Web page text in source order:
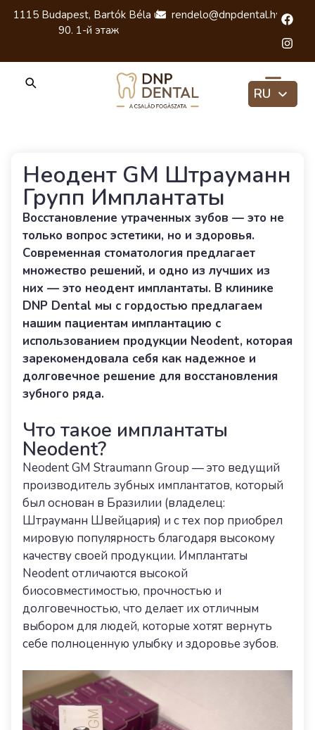
1115 Budapest, Bartók Béla út
90. 1-й этаж
rendelo@dnpdental.hu
RU
Неодент GM Штрауманн
Групп Имплантаты
Восстановление утраченных зубов — это не
только вопрос эстетики, но и здоровья.
Современная стоматология предлагает
множество решений, и одно из лучших из
них — это неодент имплантаты. В клинике
DNP Dental мы с гордостью предлагаем
нашим пациентам имплантацию с
использованием продукции Neodent, которая
зарекомендовала себя как надежное и
долговечное решение для восстановления
зубного ряда.
Что такое имплантаты
Neodent?
Neodent GM Straumann Group — это ведущий
производитель зубных имплантатов, который
был основан в Бразилии (владелец:
Штрауманн Швейцария) и с тех пор приобрел
мировую популярность благодаря высокому
качеству своей продукции. Имплантаты
Neodent отличаются высокой
биосовместимостью, прочностью и
долговечностью, что делает их отличным
выбором для людей, которые хотят вернуть
себе полноценную улыбку и здоровье зубов.